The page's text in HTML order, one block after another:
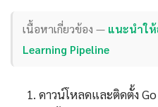
เนื้อหาเกี่ยวข้อง — แนะนำให้
Learning Pipeline
ดาวน์โหลดและติดตั้ง Go